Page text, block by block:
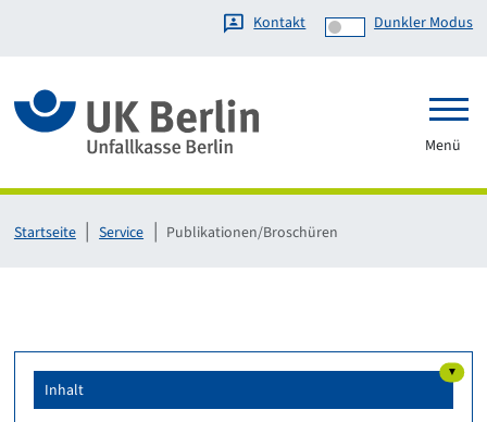
Kontakt Dunkler Modus
Menü
Startseite Service Publikationen/Broschüren
Inhalt
▼